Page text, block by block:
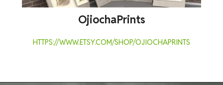
OjiochaPrints
HTTPS://WWW.ETSY.COM/SHOP/OJIOCHAPRINTS